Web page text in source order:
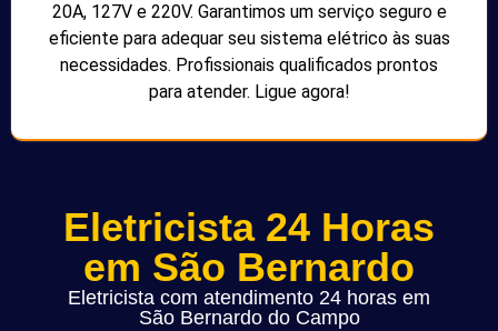
20A, 127V e 220V. Garantimos um serviço seguro e
eficiente para adequar seu sistema elétrico às suas
necessidades. Profissionais qualificados prontos
para atender. Ligue agora!
Eletricista 24 Horas
em São Bernardo
Eletricista com atendimento 24 horas em
São Bernardo do Campo